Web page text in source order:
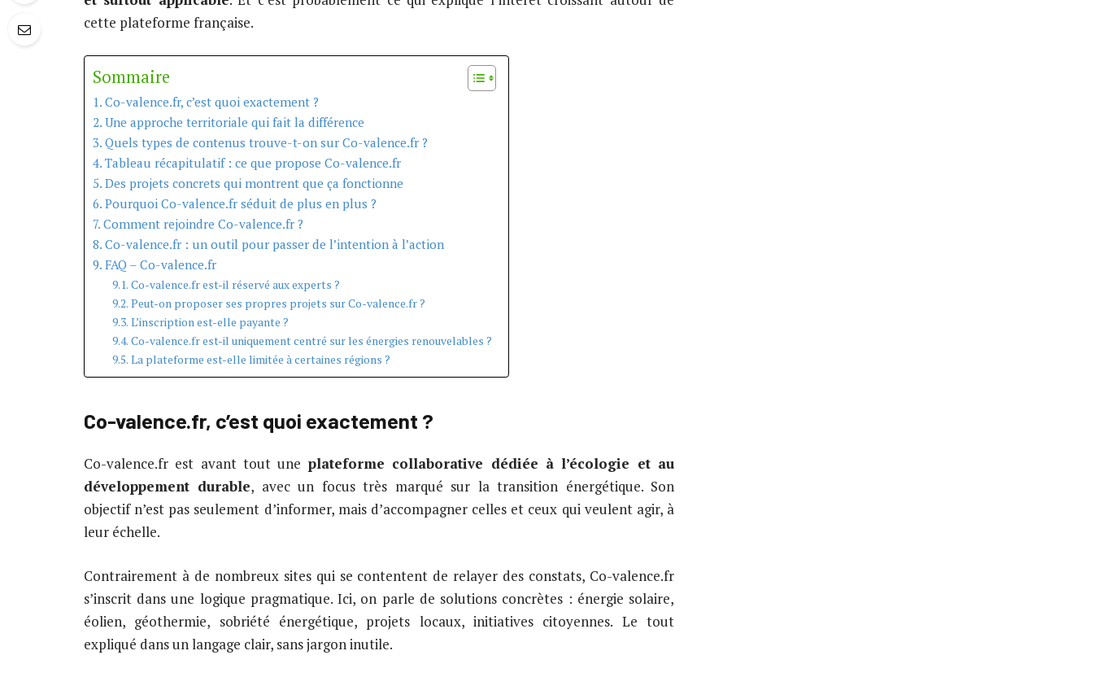
cette plateforme française.
Sommaire
Co-valence.fr, c’est quoi exactement ?
Une approche territoriale qui fait la différence
Quels types de contenus trouve-t-on sur Co-valence.fr ?
Tableau récapitulatif : ce que propose Co-valence.fr
Des projets concrets qui montrent que ça fonctionne
Pourquoi Co-valence.fr séduit de plus en plus ?
Comment rejoindre Co-valence.fr ?
Co-valence.fr : un outil pour passer de l’intention à l’action
FAQ – Co-valence.fr
Co-valence.fr est-il réservé aux experts ?
Peut-on proposer ses propres projets sur Co-valence.fr ?
L’inscription est-elle payante ?
Co-valence.fr est-il uniquement centré sur les énergies renouvelables ?
La plateforme est-elle limitée à certaines régions ?
Co-valence.fr, c’est quoi exactement ?
Co-valence.fr est avant tout une plateforme collaborative dédiée à l’écologie et au
développement durable, avec un focus très marqué sur la transition énergétique. Son
objectif n’est pas seulement d’informer, mais d’accompagner celles et ceux qui veulent agir, à
leur échelle.
Contrairement à de nombreux sites qui se contentent de relayer des constats, Co-valence.fr
s’inscrit dans une logique pragmatique. Ici, on parle de solutions concrètes : énergie solaire,
éolien, géothermie, sobriété énergétique, projets locaux, initiatives citoyennes. Le tout
expliqué dans un langage clair, sans jargon inutile.